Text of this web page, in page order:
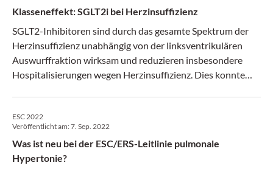
Klasseneffekt: SGLT2i bei Herzinsuffizienz
SGLT2-Inhibitoren sind durch das gesamte Spektrum der
Herzinsuffizienz unabhängig von der linksventrikulären
Auswurffraktion wirksam und reduzieren insbesondere
Hospitalisierungen wegen Herzinsuffizienz. Dies konnte
Empagliflozin legt nahe, dass es sich hier um einen
Klasseneffekt handelt.
ESC 2022
Veröffentlicht am:7. Sep. 2022
Was ist neu bei der ESC/ERS-Leitlinie pulmonale
Hypertonie?